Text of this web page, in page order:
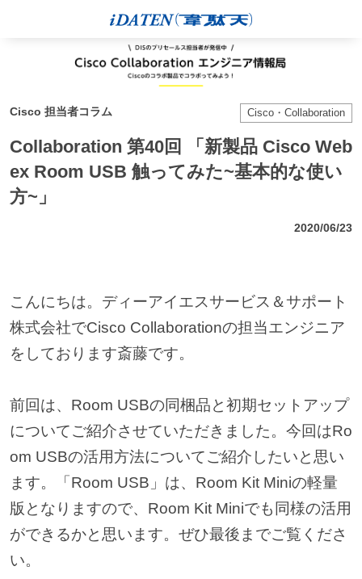
Cisco 担当者コラム Cisco・Collaboration
Collaboration 第40回 「新製品 Cisco Web
ex Room USB 触ってみた~基本的な使い
方~」
2020/06/23
こんにちは。ディーアイエスサービス＆サポート
株式会社でCisco Collaborationの担当エンジニア
をしております斎藤です。
前回は、Room USBの同梱品と初期セットアップ
についてご紹介させていただきました。今回はRo
om USBの活用方法についてご紹介したいと思い
ます。「Room USB」は、Room Kit Miniの軽量
版となりますので、Room Kit Miniでも同様の活用
ができるかと思います。ぜひ最後までご覧くださ
い。